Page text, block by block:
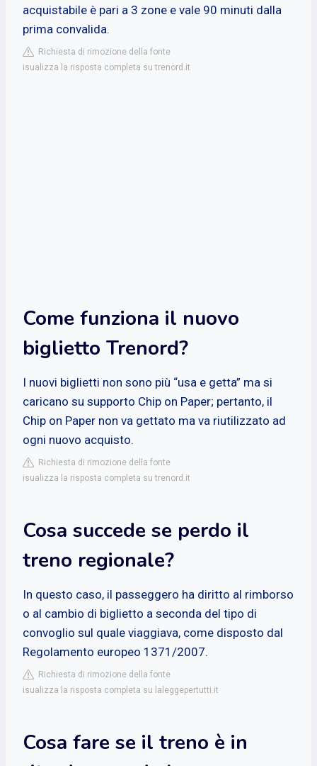
acquistabile è pari a 3 zone e vale 90 minuti dalla
prima convalida.
Richiesta di rimozione della fonte
isualizza la risposta completa su trenord.it
Come funziona il nuovo
biglietto Trenord?
I nuovi biglietti non sono più “usa e getta” ma si
caricano su supporto Chip on Paper; pertanto, il
Chip on Paper non va gettato ma va riutilizzato ad
ogni nuovo acquisto.
Richiesta di rimozione della fonte
isualizza la risposta completa su trenord.it
Cosa succede se perdo il
treno regionale?
In questo caso, il passeggero ha diritto al rimborso
o al cambio di biglietto a seconda del tipo di
convoglio sul quale viaggiava, come disposto dal
Regolamento europeo 1371/2007.
Richiesta di rimozione della fonte
isualizza la risposta completa su laleggepertutti.it
Cosa fare se il treno è in